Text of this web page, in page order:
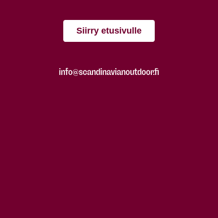
Siirry etusivulle
info@scandinavianoutdoor.fi